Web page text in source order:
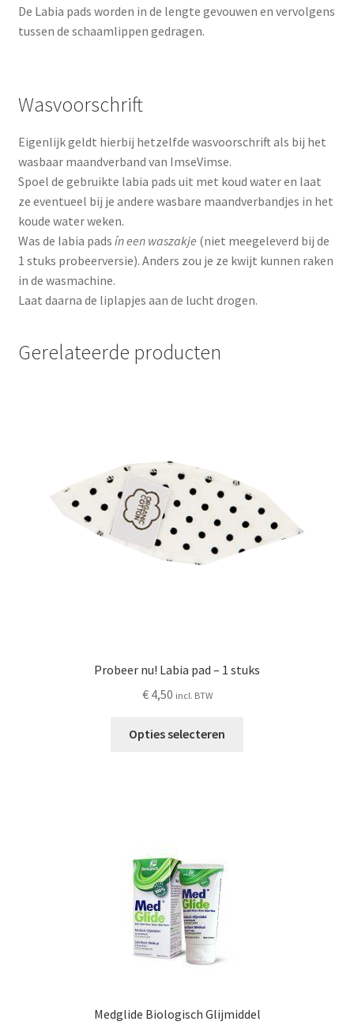
De Labia pads worden in de lengte gevouwen en vervolgens
tussen de schaamlippen gedragen.
Wasvoorschrift
Eigenlijk geldt hierbij hetzelfde wasvoorschrift als bij het
wasbaar maandverband van ImseVimse.
Spoel de gebruikte labia pads uit met koud water en laat
ze eventueel bij je andere wasbare maandverbandjes in het
koude water weken.
Was de labia pads ín een waszakje (niet meegeleverd bij de
1 stuks probeerversie). Anders zou je ze kwijt kunnen raken
in de wasmachine.
Laat daarna de liplapjes aan de lucht drogen.
Gerelateerde producten
Probeer nu! Labia pad – 1 stuks
€4,50 incl. BTW
Opties selecteren
Medglide Biologisch Glijmiddel